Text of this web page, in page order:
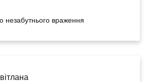
незабутнього враження